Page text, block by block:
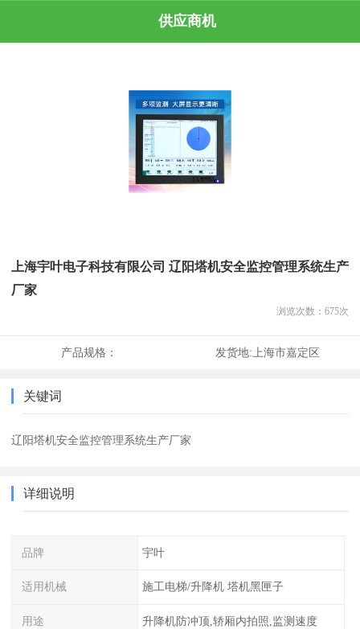
供应商机
上海宇叶电子科技有限公司 辽阳塔机安全监控管理系统生产
厂家
浏览次数： 675次
产品规格： 发货地:上海市嘉定区
关键词
辽阳塔机安全监控管理系统生产厂家
详细说明
品牌 宇叶
适用机械 施工电梯/升降机 塔机黑匣子
用途 升降机防冲顶,轿厢内拍照,监测速度